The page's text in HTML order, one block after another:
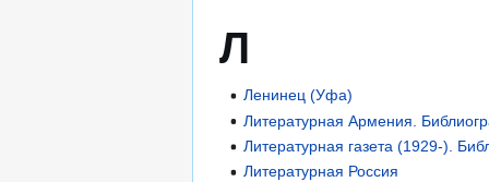
Л
Ленинец (Уфа)
Литературная Армения.
Литературная газета (1929-).
Литературная Россия